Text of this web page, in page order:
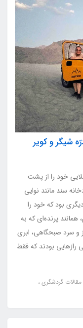
شیگر و کویر
خود را از پشت
سند مانند نوایی
بود که خود را
پرنده‌ای که به
و سرد صبحگاهی، ابری
بودند که فقط
مقالات گردشگری